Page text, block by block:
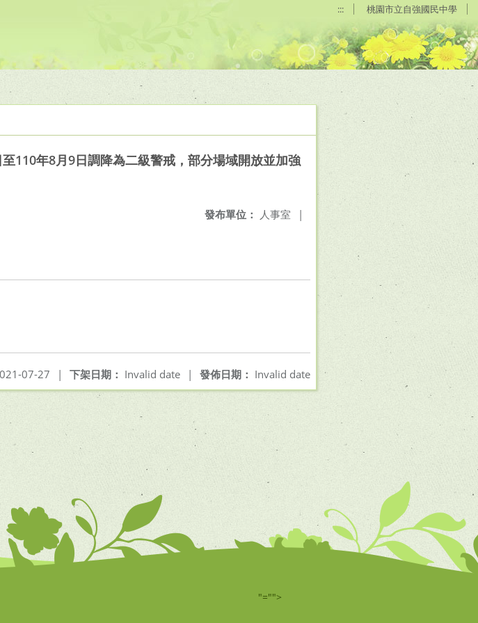
::: 桃園市立自強國民中學
110年8月9日調降為二級警戒，部分場域開放並加強
發布單位： 人事室 |
發佈日期： Invalid date
下架日期： Invalid date |
07-27 |
"="">